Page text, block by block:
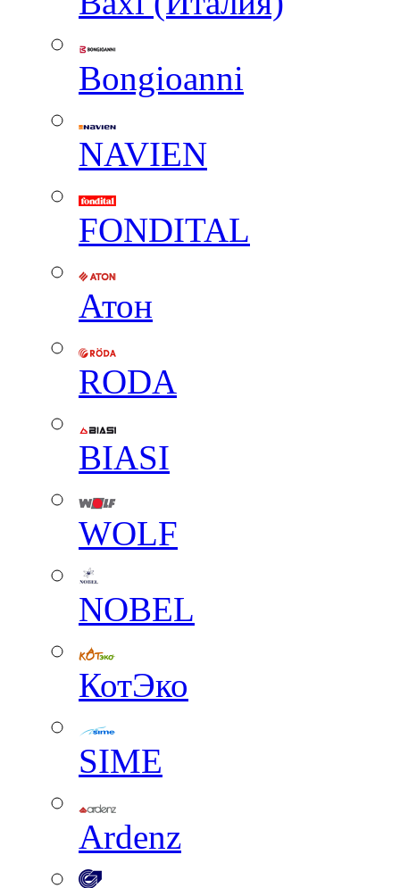
Вongioanni
NAVIEN
FONDITAL
Атон
RODA
BIASI
WOLF
NOBEL
КотЭко
SIME
Ardenz